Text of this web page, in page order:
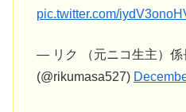
pic.twitter.com/
— リク （元ニコ生主）
(@rikumasa527)